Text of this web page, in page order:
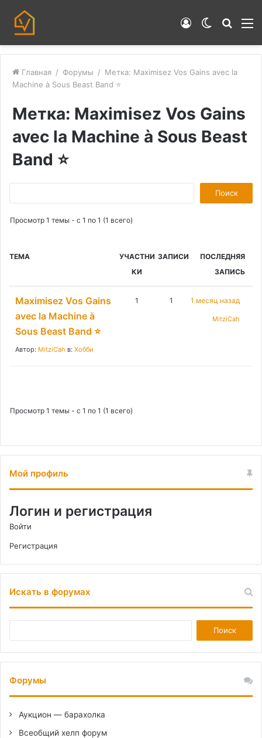
Switch
Войти
Главная / Форумы / Метка: Maximisez Vos Gains avec la
Machine à Sous Beast Band ⭐
Метка: Maximisez Vos Gains
avec la Machine à Sous Beast
Band ⭐
о
и
Просмотр 1 темы - с 1 по 1 (1 всего)
ТЕМА
УЧАСТНИ
КИ
ЗАПИСИ
ПОСЛЕДНЯЯ
ЗАПИСЬ
Maximisez Vos Gains
avec la Machine à
Sous Beast Band ⭐
Автор: MitziCah в: Хобби
1 1 1 месяц назад
MitziCah
Просмотр 1 темы - с 1 по 1 (1 всего)
Мой профиль
Логин и регистрация
Войти
Регистрация
Искать в форумах
Форумы
Аукцион — барахолка
Всеобщий хелп форум